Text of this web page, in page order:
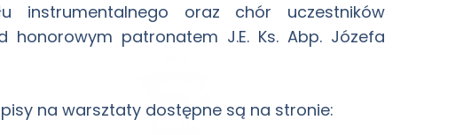
instrumentalnego oraz chór uczestników
patronatem J.E. Ks. Abp. Józefa
na warsztaty dostępne są na stronie: